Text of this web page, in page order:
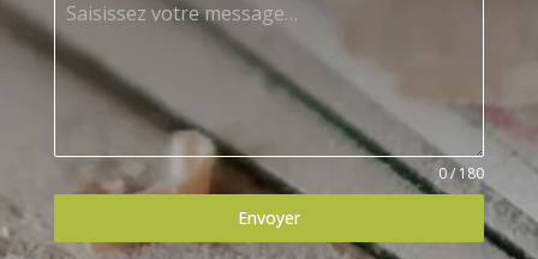
0 / 180
Envoyer